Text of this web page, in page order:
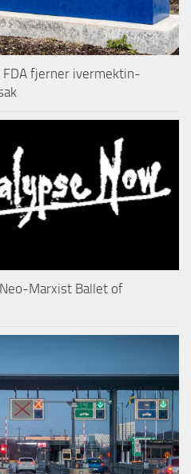
FDA fjerner ivermektin-
Marxist Ballet of